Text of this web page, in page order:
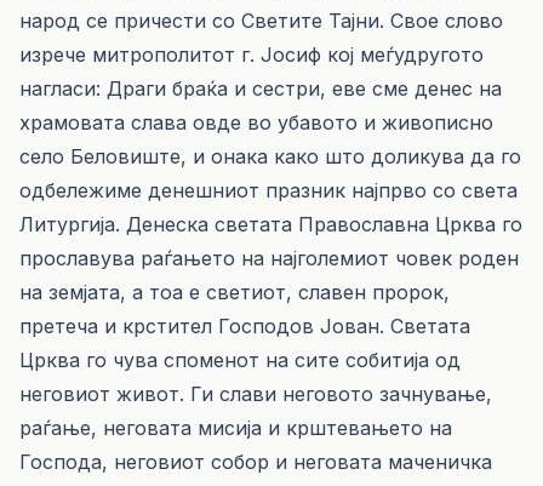
народ се причести со Светите Тајни. Свое слово
изрече митрополитот г. Јосиф кој меѓудругото
нагласи: Драги браќа и сестри, еве сме денес на
храмовата слава овде во убавото и живописно
село Беловиште, и онака како што доликува да го
одбележиме денешниот празник најпрво со света
Литургија. Денеска светата Православна Црква го
прославува раѓањето на најголемиот човек роден
на земјата, а тоа е светиот, славен пророк,
претеча и крстител Господов Јован. Светата
Црква го чува споменот на сите собитија од
неговиот живот. Ги слави неговото зачнување,
раѓање, неговата мисија и крштевањето на
Господа, неговиот собор и неговата маченичка